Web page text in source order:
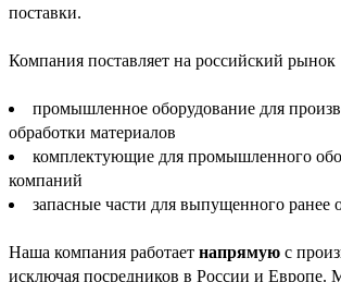
поставки.
Компания поставляет на российский рынок
промышленное оборудование для
обработки материалов
комплектующие для промышленного
компаний
запасные части для выпущенного ранее
Наша компания работает напрямую с
исключая посредников в России и Европе.